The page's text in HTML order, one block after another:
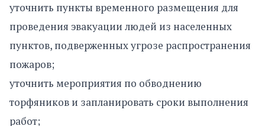
уточнить пункты временного размещения для
проведения эвакуации людей из населенных
пунктов, подверженных угрозе распространения
пожаров;
уточнить мероприятия по обводнению
торфяников и запланировать сроки выполнения
работ;